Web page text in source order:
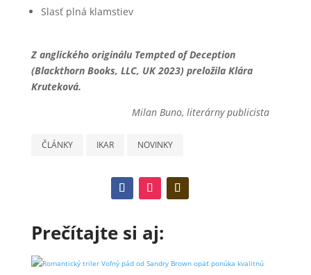
Slasť plná klamstiev
Z anglického originálu Tempted of Deception
(Blackthorn Books, LLC, UK 2023) preložila Klára
Kruteková.
Milan Buno, literárny publicista
ČLÁNKY IKAR NOVINKY
Prečítajte si aj: